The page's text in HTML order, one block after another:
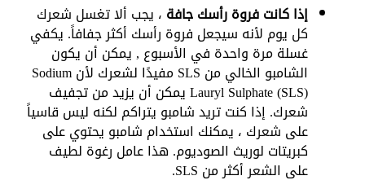
إذا كانت فروة رأسك جافة ، يجب ألا تغسل شعرك
كل يوم لأنه سيجعل فروة رأسك أكثر جفافاً. يكفي
غسلة مرة واحدة في الأسبوع , يمكن أن يكون
الشامبو الخالي من SLS مفيدًا لشعرك لأن Sodium
Lauryl Sulphate (SLS) يمكن أن يزيد من تجفيف
شعرك. إذا كنت تريد شامبو يتراكم لكنه ليس قاسياً
على شعرك ، يمكنك استخدام شامبو يحتوي على
كبريتات لوريث الصوديوم. هذا عامل رغوة لطيف
على الشعر أكثر من SLS.